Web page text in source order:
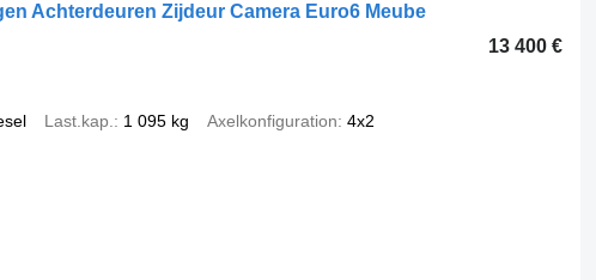
Achterdeuren Zijdeur Camera Euro6 Meube
13 400 €
Last.kap. 1 095 kg Axelkonfiguration 4x2